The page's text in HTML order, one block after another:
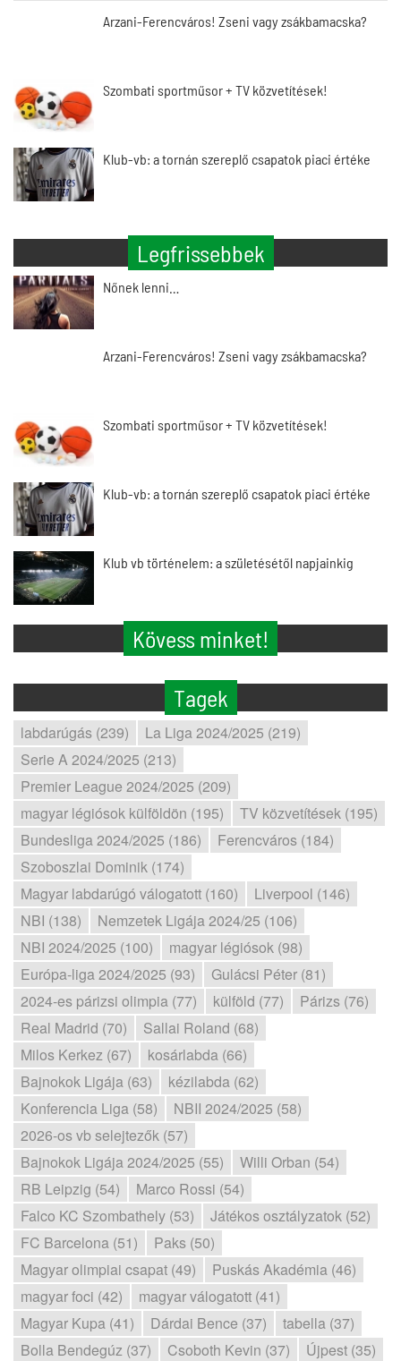
Arzani-Ferencváros! Zseni vagy zsákbamacska?
Szombati sportműsor + TV közvetítések!
Klub-vb: a tornán szereplő csapatok piaci értéke
Legfrissebbek
Nőnek lenni…
Arzani-Ferencváros! Zseni vagy zsákbamacska?
Szombati sportműsor + TV közvetítések!
Klub-vb: a tornán szereplő csapatok piaci értéke
Klub vb történelem: a születésétől napjainkig
Kövess minket!
Tagek
labdarúgás (239)
La Liga 2024/2025 (219)
Serie A 2024/2025 (213)
Premier League 2024/2025 (209)
magyar légiósok külföldön (195)
TV közvetítések (195)
Bundesliga 2024/2025 (186)
Ferencváros (184)
Szoboszlai Dominik (174)
Magyar labdarúgó válogatott (160)
Liverpool (146)
NBI (138)
Nemzetek Ligája 2024/25 (106)
NBI 2024/2025 (100)
magyar légiósok (98)
Európa-liga 2024/2025 (93)
Gulácsi Péter (81)
2024-es párizsi olimpia (77)
külföld (77)
Párizs (76)
Real Madrid (70)
Sallai Roland (68)
Milos Kerkez (67)
kosárlabda (66)
Bajnokok Ligája (63)
kézilabda (62)
Konferencia Liga (58)
NBII 2024/2025 (58)
2026-os vb selejtezők (57)
Bajnokok Ligája 2024/2025 (55)
Willi Orban (54)
RB Leipzig (54)
Marco Rossi (54)
Falco KC Szombathely (53)
Játékos osztályzatok (52)
FC Barcelona (51)
Paks (50)
Magyar olimpiai csapat (49)
Puskás Akadémia (46)
magyar foci (42)
magyar válogatott (41)
Magyar Kupa (41)
Dárdai Bence (37)
tabella (37)
Bolla Bendegúz (37)
Csoboth Kevin (37)
Újpest (35)